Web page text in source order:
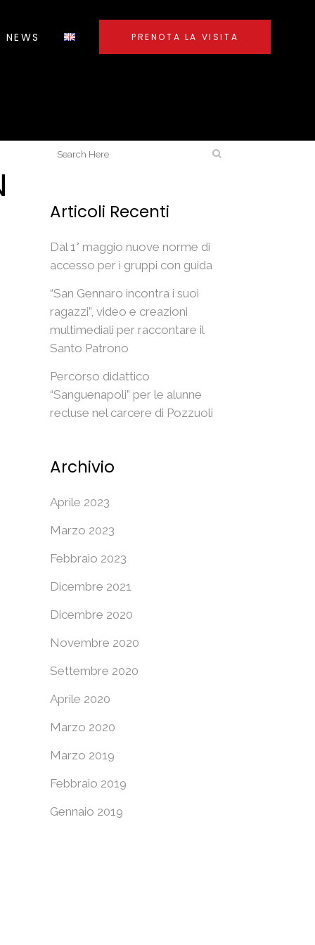
PRENOTA LA VISITA
NEWS
Articoli Recenti
Dal 1° maggio nuove norme di
accesso per i gruppi con guida
“San Gennaro incontra i suoi
ragazzi”, video e creazioni
multimediali per raccontare il
Santo Patrono
Percorso didattico
“Sanguenapoli” per le alunne
recluse nel carcere di Pozzuoli
Archivio
Aprile 2023
Marzo 2023
Febbraio 2023
Dicembre 2021
Dicembre 2020
Novembre 2020
Settembre 2020
Aprile 2020
Marzo 2020
Marzo 2019
Febbraio 2019
Gennaio 2019